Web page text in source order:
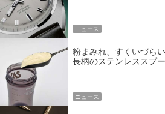
ニュース
粉まみれ、すくいづら
長柄のステンレススプ
ニュース